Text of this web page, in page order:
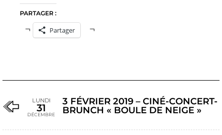
PARTAGER :
Partager
LUNDI
31
DÉCEMBRE
3 FÉVRIER 2019 – CINÉ-CONCERT-
BRUNCH « BOULE DE NEIGE »